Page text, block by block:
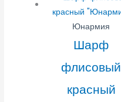
Юнармия
Шарф
флисовый
красный